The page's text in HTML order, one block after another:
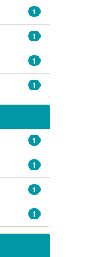
1
1
1
1
1
1
1
1